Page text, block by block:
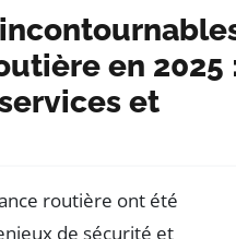
en 2025
et
routière ont été
de sécurité et